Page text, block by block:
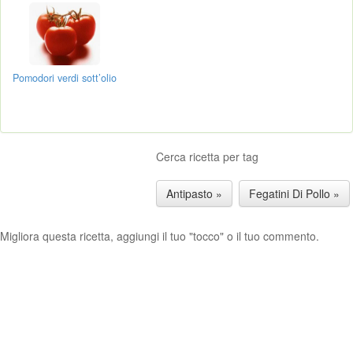
Pomodori verdi sott’olio
Cerca ricetta per tag
Antipasto » Fegatini Di Pollo »
Migliora questa ricetta, aggiungi il tuo "tocco" o il tuo commento.